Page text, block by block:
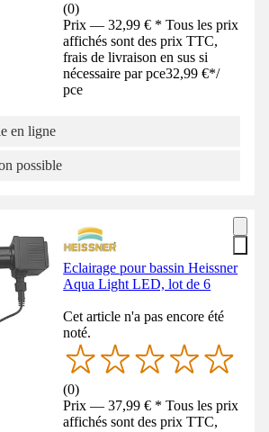
(0)
Prix — 32,99 € * Tous les prix
affichés sont des prix TTC,
frais de livraison en sus si
nécessaire par pce32,99 €*/
pce
en ligne
possible
Eclairage pour bassin Heissner
Aqua Light LED, lot de 6
Cet article n'a pas encore été
noté.
(0)
Prix — 37,99 € * Tous les prix
affichés sont des prix TTC,